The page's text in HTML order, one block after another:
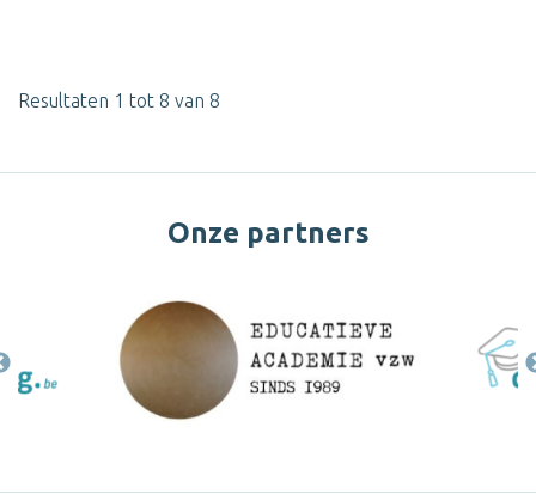
Resultaten 1 tot 8 van 8
Onze partners